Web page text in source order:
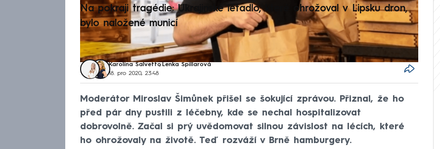
Na pokraji tragédie: Ukrajinské letadlo, které ohrožoval v Lipsku dron,
bylo naložené municí
Karolína Salvetto, Lenka Špillarová
18. pro 2020, 23:48
Moderátor Miroslav Šimůnek přišel se šokující zprávou. Přiznal, že ho
před pár dny pustili z léčebny, kde se nechal hospitalizovat
dobrovolně. Začal si prý uvědomovat silnou závislost na lécích, které
ho ohrožovaly na životě. Teď rozváží v Brně hamburgery.